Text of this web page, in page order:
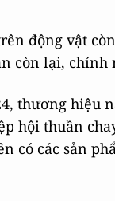
động vật
còn lại, chính
thương hiệu
hội thuần
có các sản